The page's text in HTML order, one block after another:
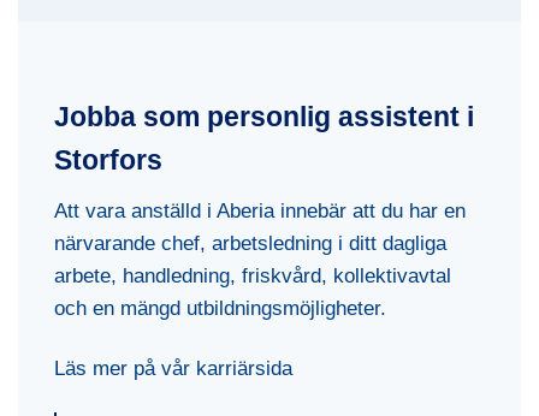
Jobba som personlig assistent i
Storfors
Att vara anställd i Aberia innebär att du har en
närvarande chef, arbetsledning i ditt dagliga
arbete, handledning, friskvård, kollektivavtal
och en mängd utbildningsmöjligheter.
Läs mer på vår karriärsida